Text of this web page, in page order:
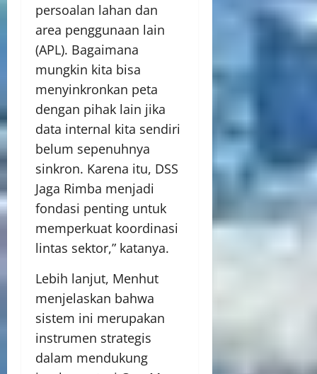
persoalan lahan dan
area penggunaan lain
(APL). Bagaimana
mungkin kita bisa
menyinkronkan peta
dengan pihak lain jika
data internal kita sendiri
belum sepenuhnya
sinkron. Karena itu, DSS
Jaga Rimba menjadi
fondasi penting untuk
memperkuat koordinasi
lintas sektor,” katanya.
Lebih lanjut, Menhut
menjelaskan bahwa
sistem ini merupakan
instrumen strategis
dalam mendukung